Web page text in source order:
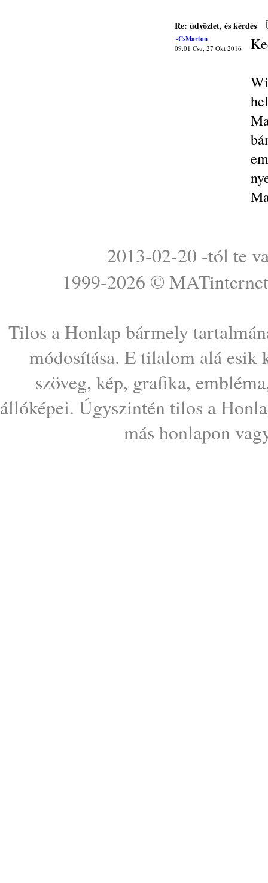
Re: üdvözlet, és kérdés
~CsMarton
09:01 Csü, 27 Okt 2016
2013-02-20 -tól te
1999-2026 © MATinternet
Tilos a Honlap bármely
módosítása. E tilalom alá esik
szöveg, kép, grafika,
állóképei. Úgyszintén tilos a
más honlapon